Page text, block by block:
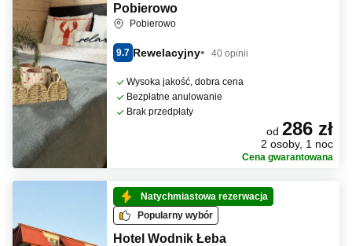
Pobierowo
Pobierowo
9.7 Rewelacyjny 40 opinii
Wysoka jakość, dobra cena
Bezpłatne anulowanie
Brak przedpłaty
od 286 zł
2 osoby, 1 noc
Cena gwarantowana
Natychmiastowa rezerwacja
Popularny wybór
Hotel Wodnik Łeba